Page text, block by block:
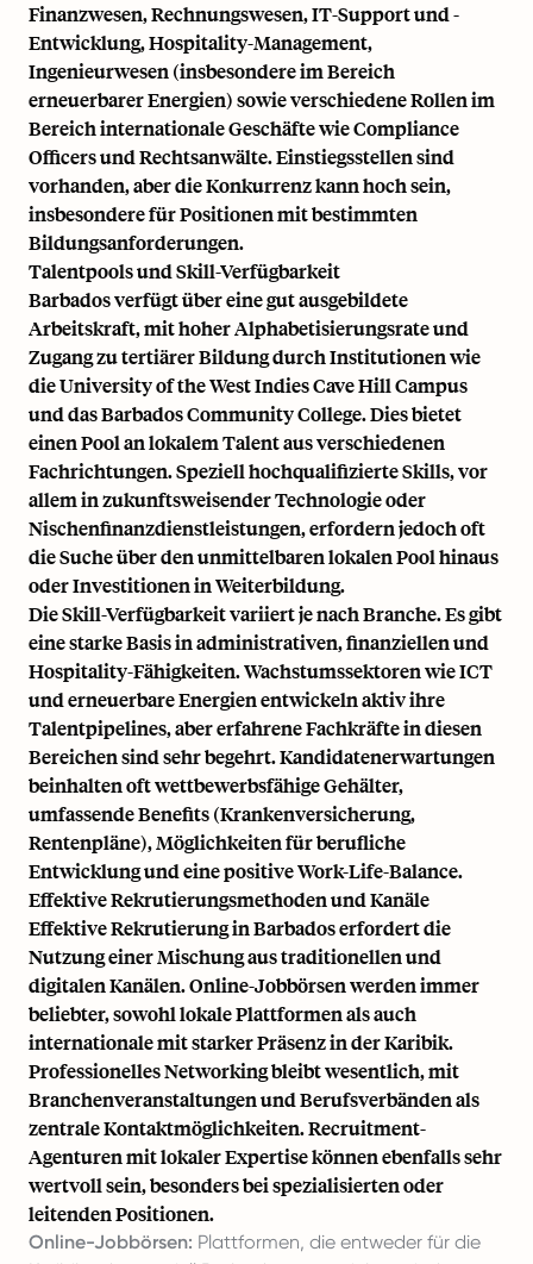
Finanzwesen, Rechnungswesen, IT-Support und -
Entwicklung, Hospitality-Management,
Ingenieurwesen (insbesondere im Bereich
erneuerbarer Energien) sowie verschiedene Rollen im
Bereich internationale Geschäfte wie Compliance
Officers und Rechtsanwälte. Einstiegsstellen sind
vorhanden, aber die Konkurrenz kann hoch sein,
insbesondere für Positionen mit bestimmten
Bildungsanforderungen.
Talentpools und Skill-Verfügbarkeit
Barbados verfügt über eine gut ausgebildete
Arbeitskraft, mit hoher Alphabetisierungsrate und
Zugang zu tertiärer Bildung durch Institutionen wie
die University of the West Indies Cave Hill Campus
und das Barbados Community College. Dies bietet
einen Pool an lokalem Talent aus verschiedenen
Fachrichtungen. Speziell hochqualifizierte Skills, vor
allem in zukunftsweisender Technologie oder
Nischenfinanzdienstleistungen, erfordern jedoch oft
die Suche über den unmittelbaren lokalen Pool hinaus
oder Investitionen in Weiterbildung.
Die Skill-Verfügbarkeit variiert je nach Branche. Es gibt
eine starke Basis in administrativen, finanziellen und
Hospitality-Fähigkeiten. Wachstumssektoren wie ICT
und erneuerbare Energien entwickeln aktiv ihre
Talentpipelines, aber erfahrene Fachkräfte in diesen
Bereichen sind sehr begehrt. Kandidatenerwartungen
beinhalten oft wettbewerbsfähige Gehälter,
umfassende Benefits (Krankenversicherung,
Rentenpläne), Möglichkeiten für berufliche
Entwicklung und eine positive Work-Life-Balance.
Effektive Rekrutierungsmethoden und Kanäle
Effektive Rekrutierung in Barbados erfordert die
Nutzung einer Mischung aus traditionellen und
digitalen Kanälen. Online-Jobbörsen werden immer
beliebter, sowohl lokale Plattformen als auch
internationale mit starker Präsenz in der Karibik.
Professionelles Networking bleibt wesentlich, mit
Branchenveranstaltungen und Berufsverbänden als
zentrale Kontaktmöglichkeiten. Recruitment-
Agenturen mit lokaler Expertise können ebenfalls sehr
wertvoll sein, besonders bei spezialisierten oder
leitenden Positionen.
Online-Jobbörsen: Plattformen, die entweder für die